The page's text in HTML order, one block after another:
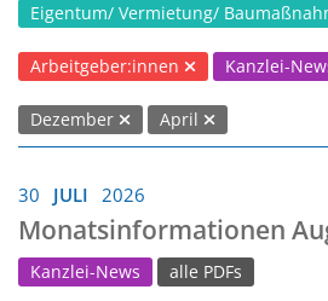
Eigentum/ Vermietung/
Arbeitgeber:innen Kanzlei-
Dezember April
30 JULI 2026
Monatsinformationen
Kanzlei-News alle PDFs